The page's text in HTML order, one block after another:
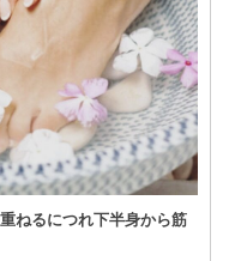
ねるにつれ下半身から筋